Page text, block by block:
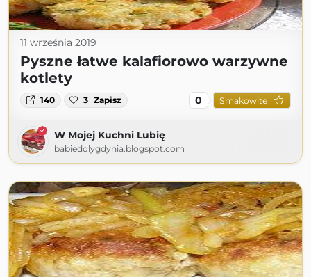
11 września 2019
Pyszne łatwe kalafiorowo warzywne
kotlety
140 3 Zapisz 0 Smakowite
W Mojej Kuchni Lubię
babiedolygdynia.blogspot.com